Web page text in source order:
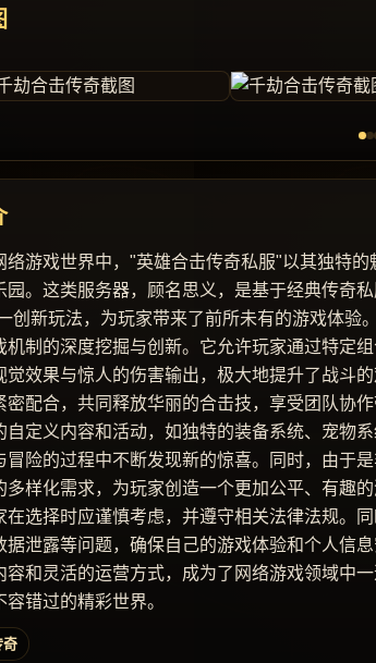
络游戏世界中，"英雄合击传奇私服"以其独特
园。这类服务器，顾名思义，是基于经典传奇
创新玩法，为玩家带来了前所未有的游戏体验
机制的深度挖掘与创新。它允许玩家通过特定
觉效果与惊人的伤害输出，极大地提升了战斗
密配合，共同释放华丽的合击技，享受团队协
自定义内容和活动，如独特的装备系统、宠物
冒险的过程中不断发现新的惊喜。同时，由于
多样化需求，为玩家创造一个更加公平、有趣
在选择时应谨慎考虑，并遵守相关法律法规。
据泄露等问题，确保自己的游戏体验和个人信
容和灵活的运营方式，成为了网络游戏领域中
错过的精彩世界。
奇